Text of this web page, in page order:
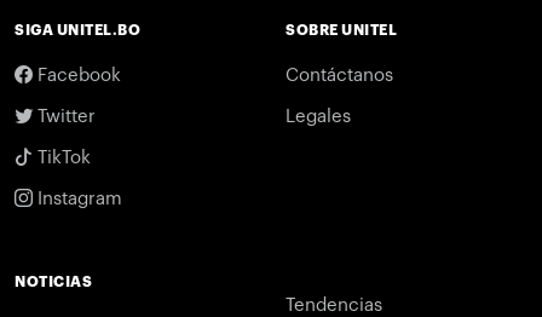
SIGA UNITEL.BO
Facebook
Twitter
TikTok
Instagram
SOBRE UNITEL
Contáctanos
Legales
NOTICIAS
Tendencias